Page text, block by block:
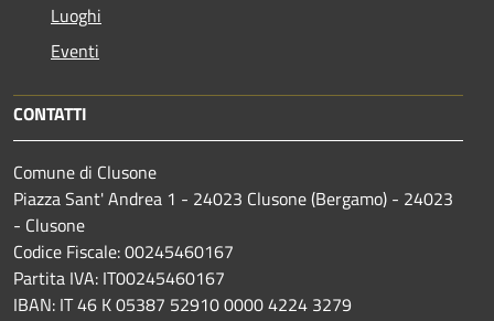
Luoghi
Eventi
CONTATTI
Comune di Clusone
Piazza Sant' Andrea 1 - 24023 Clusone (Bergamo) - 24023
- Clusone
Codice Fiscale: 00245460167
Partita IVA: IT00245460167
IBAN: IT 46 K 05387 52910 0000 4224 3279